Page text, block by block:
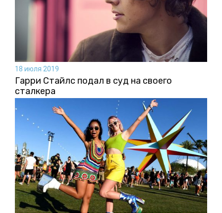
18 июля 2019
Гарри Стайлс подал в суд на своего
сталкера